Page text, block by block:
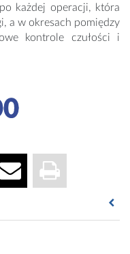
każdej operacji, która
a w okresach pomiędzy
kontrole czułości i